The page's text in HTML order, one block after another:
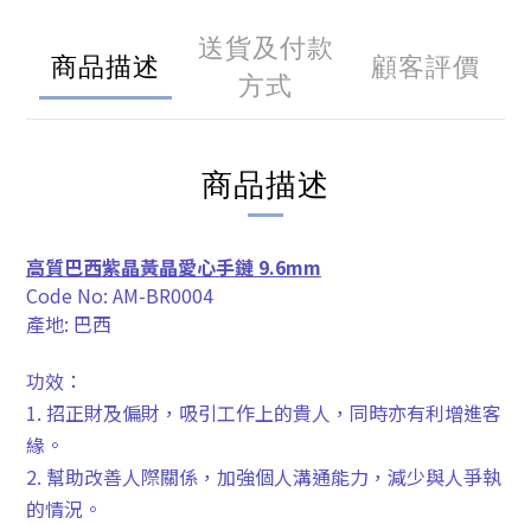
商品描述
送貨及付款
方式
顧客評價
商品描述
高質巴西紫晶黃晶愛心手鏈 9.6mm
Code No: AM-BR0004
產地: 巴西
功效：
1. 招正財及偏財，吸引工作上的貴人，同時亦有利增進客
緣。
2. 幫助改善人際關係，加強個人溝通能力，減少與人爭執
的情況。